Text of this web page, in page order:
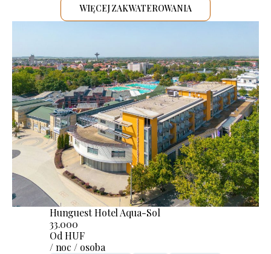
WIĘCEJ ZAKWATEROWANIA
Hunguest Hotel Aqua-Sol
33.000
Od HUF
/ noc / osoba